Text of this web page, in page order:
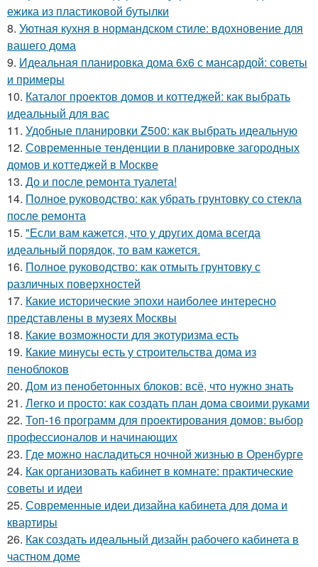
ежика из пластиковой бутылки
8. Уютная кухня в нормандском стиле: вдохновение для
вашего дома
9. Идеальная планировка дома 6х6 с мансардой: советы
и примеры
10. Каталог проектов домов и коттеджей: как выбрать
идеальный для вас
11. Удобные планировки Z500: как выбрать идеальную
12. Современные тенденции в планировке загородных
домов и коттеджей в Москве
13. До и после ремонта туалета!
14. Полное руководство: как убрать грунтовку со стекла
после ремонта
15. "Если вам кажется, что у других дома всегда
идеальный порядок, то вам кажется.
16. Полное руководство: как отмыть грунтовку с
различных поверхностей
17. Какие исторические эпохи наиболее интересно
представлены в музеях Москвы
18. Какие возможности для экотуризма есть
19. Какие минусы есть у строительства дома из
пеноблоков
20. Дом из пенобетонных блоков: всё, что нужно знать
21. Легко и просто: как создать план дома своими руками
22. Топ-16 программ для проектирования домов: выбор
профессионалов и начинающих
23. Где можно насладиться ночной жизнью в Оренбурге
24. Как организовать кабинет в комнате: практические
советы и идеи
25. Современные идеи дизайна кабинета для дома и
квартиры
26. Как создать идеальный дизайн рабочего кабинета в
частном доме